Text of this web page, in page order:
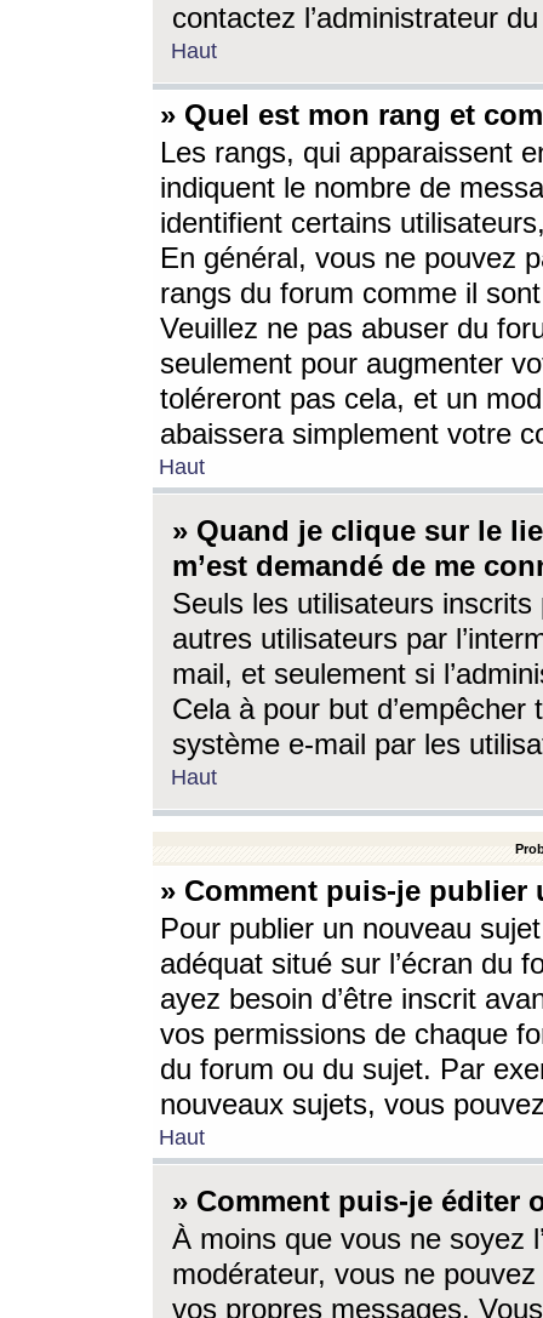
contactez l’administrateur
Haut
» Quel est mon rang et
Les rangs, qui apparaissent
indiquent le nombre de
identifient certains
En général, vous ne pouvez
rangs du forum comme il
Veuillez ne pas abuser du
seulement pour augmenter
toléreront pas cela, et un
abaissera simplement votre
Haut
» Quand je clique sur le
m’est demandé de me
Seuls les utilisateurs
autres utilisateurs par
mail, et seulement si
Cela à pour but
système e-mail par les
Haut
» Comment puis-je
Pour publier un nouveau
adéquat situé sur l’écran du
ayez besoin d’être inscrit
vos permissions de chaque
du forum ou du sujet. Par
nouveaux sujets, vous
Haut
» Comment puis-je éditer
À moins que vous ne soyez
modérateur, vous ne
vos propres messages.